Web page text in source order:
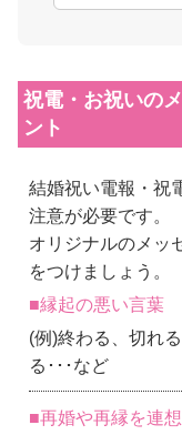
祝電・お祝いの
ント
結婚祝い電報・祝
注意が必要です。
オリジナルのメッ
をつけましょう。
■縁起の悪い言葉
(例)終わる、切れ
る･･･など
■再婚や再縁を連